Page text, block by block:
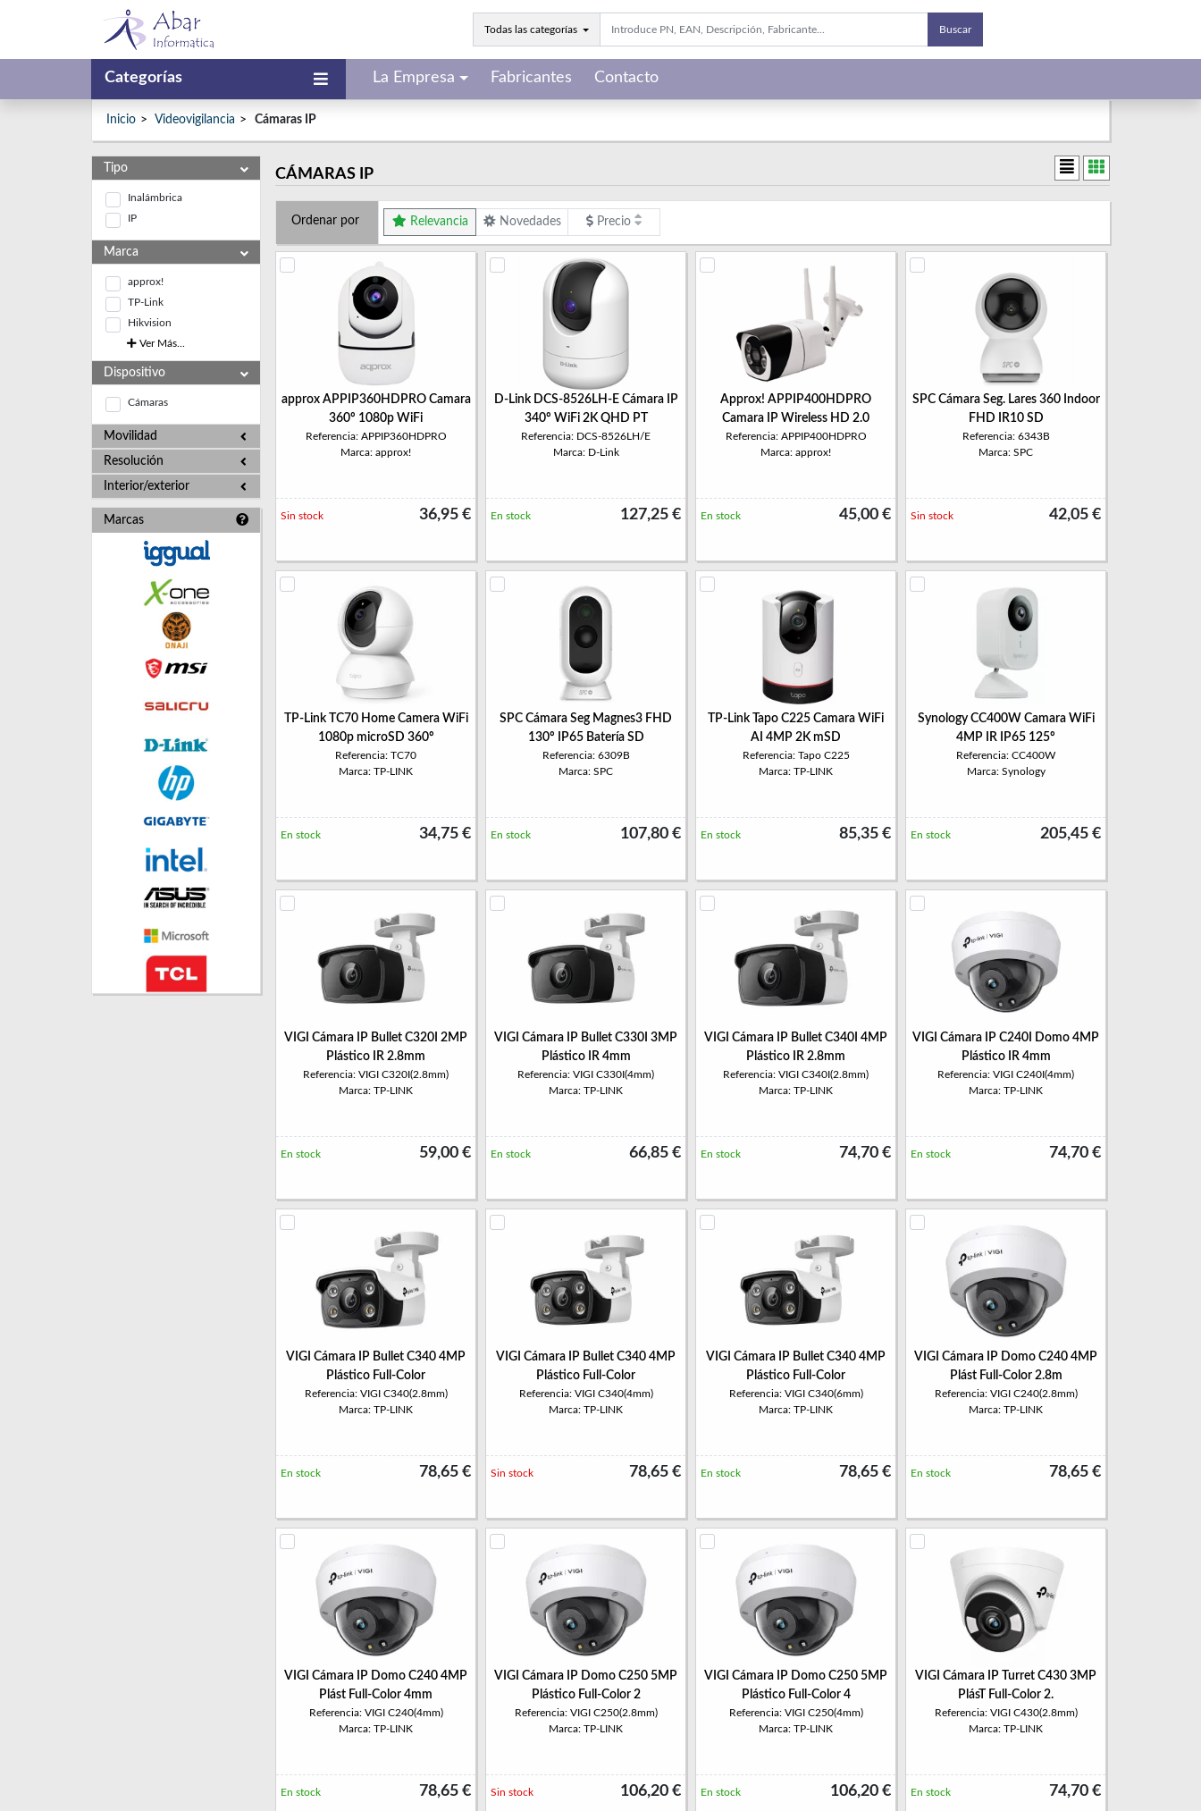
Todas las categorías Buscar
Categorías La Empresa Fabricantes Contacto
Inicio Videovigilancia Cámaras IP
Tipo
Inalámbrica
IP
Marca
approx!
TP-Link
Hikvision
Ver Más...
Dispositivo
Cámaras
Movilidad
Resolución
Interior/exterior
Marcas
CÁMARAS IP
Ordenar por Relevancia Novedades Precio
approx APPIP360HDPRO Camara
360º 1080p WiFi
Referencia: APPIP360HDPRO
Marca: approx!
36,95 €
Sin stock
D-Link DCS-8526LH-E Cámara IP
340º WiFi 2K QHD PT
Referencia: DCS-8526LH/E
Marca: D-Link
127,25 €
En stock
Approx! APPIP400HDPRO
Camara IP Wireless HD 2.0
Referencia: APPIP400HDPRO
Marca: approx!
45,00 €
En stock
SPC Cámara Seg. Lares 360 Indoor
FHD IR10 SD
Referencia: 6343B
Marca: SPC
42,05 €
Sin stock
TP-Link TC70 Home Camera WiFi
1080p microSD 360º
Referencia: TC70
Marca: TP-LINK
34,75 €
En stock
SPC Cámara Seg Magnes3 FHD
130º IP65 Batería SD
Referencia: 6309B
Marca: SPC
107,80 €
En stock
TP-Link Tapo C225 Camara WiFi
AI 4MP 2K mSD
Referencia: Tapo C225
Marca: TP-LINK
85,35 €
En stock
Synology CC400W Camara WiFi
4MP IR IP65 125º
Referencia: CC400W
Marca: Synology
205,45 €
En stock
VIGI Cámara IP Bullet C320I 2MP
Plástico IR 2.8mm
Referencia: VIGI C320I(2.8mm)
Marca: TP-LINK
59,00 €
En stock
VIGI Cámara IP Bullet C330I 3MP
Plástico IR 4mm
Referencia: VIGI C330I(4mm)
Marca: TP-LINK
66,85 €
En stock
VIGI Cámara IP Bullet C340I 4MP
Plástico IR 2.8mm
Referencia: VIGI C340I(2.8mm)
Marca: TP-LINK
74,70 €
En stock
VIGI Cámara IP C240I Domo 4MP
Plástico IR 4mm
Referencia: VIGI C240I(4mm)
Marca: TP-LINK
74,70 €
En stock
VIGI Cámara IP Bullet C340 4MP
Plástico Full-Color
Referencia: VIGI C340(2.8mm)
Marca: TP-LINK
78,65 €
En stock
VIGI Cámara IP Bullet C340 4MP
Plástico Full-Color
Referencia: VIGI C340(4mm)
Marca: TP-LINK
78,65 €
Sin stock
VIGI Cámara IP Bullet C340 4MP
Plástico Full-Color
Referencia: VIGI C340(6mm)
Marca: TP-LINK
78,65 €
En stock
VIGI Cámara IP Domo C240 4MP
Plást Full-Color 2.8m
Referencia: VIGI C240(2.8mm)
Marca: TP-LINK
78,65 €
En stock
VIGI Cámara IP Domo C240 4MP
Plást Full-Color 4mm
Referencia: VIGI C240(4mm)
Marca: TP-LINK
78,65 €
En stock
VIGI Cámara IP Domo C250 5MP
Plástico Full-Color 2
Referencia: VIGI C250(2.8mm)
Marca: TP-LINK
106,20 €
Sin stock
VIGI Cámara IP Domo C250 5MP
Plástico Full-Color 4
Referencia: VIGI C250(4mm)
Marca: TP-LINK
106,20 €
En stock
VIGI Cámara IP Turret C430 3MP
PlásT Full-Color 2.
Referencia: VIGI C430(2.8mm)
Marca: TP-LINK
74,70 €
En stock